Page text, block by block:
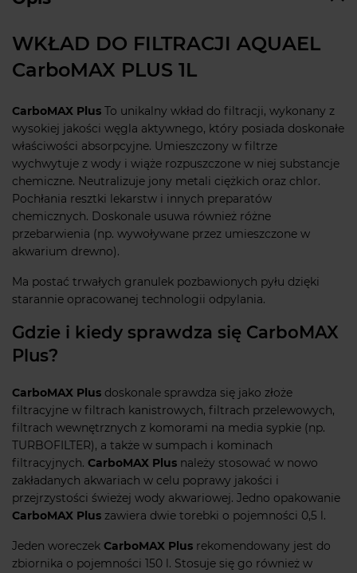
WKŁAD DO FILTRACJI AQUAEL
CarboMAX PLUS 1L
CarboMAX Plus To unikalny wkład do filtracji, wykonany z
wysokiej jakości węgla aktywnego, który posiada doskonałe
właściwości absorpcyjne. Umieszczony w filtrze
wychwytuje z wody i wiąże rozpuszczone w niej substancje
chemiczne. Neutralizuje jony metali ciężkich oraz chlor.
Pochłania resztki lekarstw i innych preparatów
chemicznych. Doskonale usuwa również różne
przebarwienia (np. wywoływane przez umieszczone w
akwarium drewno).
Ma postać trwałych granulek pozbawionych pyłu dzięki
starannie opracowanej technologii odpylania.
Gdzie i kiedy sprawdza się CarboMAX
Plus?
CarboMAX Plus doskonale sprawdza się jako złoże
filtracyjne w filtrach kanistrowych, filtrach przelewowych,
filtrach wewnętrznych z komorami na media sypkie (np.
TURBOFILTER), a także w sumpach i kominach
filtracyjnych. CarboMAX Plus należy stosować w nowo
zakładanych akwariach w celu poprawy jakości i
przejrzystości świeżej wody akwariowej. Jedno opakowanie
CarboMAX Plus zawiera dwie torebki o pojemności 0,5 l.
Jeden woreczek CarboMAX Plus rekomendowany jest do
zbiornika o pojemności 150 l. Stosuje się go również w